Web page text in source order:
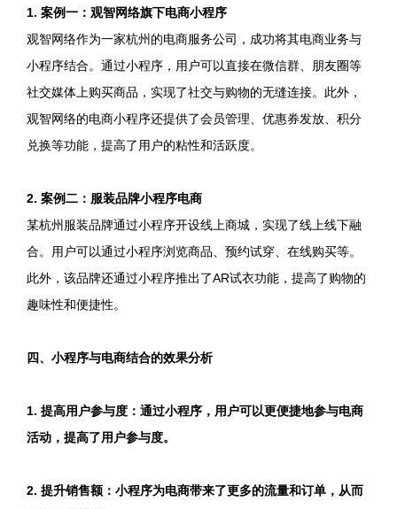
1. 案例一：观智网络旗下电商小程序
观智网络作为一家杭州的电商服务公司，成功将其电商业务与
小程序结合。通过小程序，用户可以直接在微信群、朋友圈等
社交媒体上购买商品，实现了社交与购物的无缝连接。此外，
观智网络的电商小程序还提供了会员管理、优惠券发放、积分
兑换等功能，提高了用户的粘性和活跃度。
2. 案例二：服装品牌小程序电商
某杭州服装品牌通过小程序开设线上商城，实现了线上线下融
合。用户可以通过小程序浏览商品、预约试穿、在线购买等。
此外，该品牌还通过小程序推出了AR试衣功能，提高了购物的
趣味性和便捷性。
四、小程序与电商结合的效果分析
1. 提高用户参与度：通过小程序，用户可以更便捷地参与电商
活动，提高了用户参与度。
2. 提升销售额：小程序为电商带来了更多的流量和订单，从而